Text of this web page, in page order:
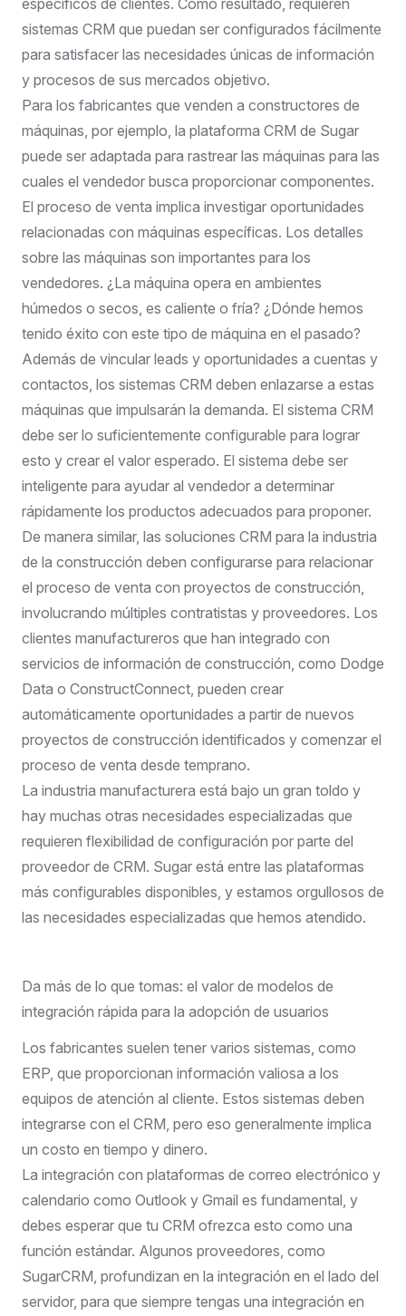
sistemas CRM que puedan ser configurados fácilmente
para satisfacer las necesidades únicas de información
y procesos de sus mercados objetivo.
Para los fabricantes que venden a constructores de
máquinas, por ejemplo, la plataforma CRM de Sugar
puede ser adaptada para rastrear las máquinas para las
cuales el vendedor busca proporcionar componentes.
El proceso de venta implica investigar oportunidades
relacionadas con máquinas específicas. Los detalles
sobre las máquinas son importantes para los
vendedores. ¿La máquina opera en ambientes
húmedos o secos, es caliente o fría? ¿Dónde hemos
tenido éxito con este tipo de máquina en el pasado?
Además de vincular leads y oportunidades a cuentas y
contactos, los sistemas CRM deben enlazarse a estas
máquinas que impulsarán la demanda. El sistema CRM
debe ser lo suficientemente configurable para lograr
esto y crear el valor esperado. El sistema debe ser
inteligente para ayudar al vendedor a determinar
rápidamente los productos adecuados para proponer.
De manera similar, las soluciones CRM para la industria
de la construcción deben configurarse para relacionar
el proceso de venta con proyectos de construcción,
involucrando múltiples contratistas y proveedores. Los
clientes manufactureros que han integrado con
servicios de información de construcción, como Dodge
Data o ConstructConnect , pueden crear
automáticamente oportunidades a partir de nuevos
proyectos de construcción identificados y comenzar el
proceso de venta desde temprano.
La industria manufacturera está bajo un gran toldo y
hay muchas otras necesidades especializadas que
requieren flexibilidad de configuración por parte del
proveedor de CRM. Sugar está entre las plataformas
más configurables disponibles, y estamos orgullosos de
las necesidades especializadas que hemos atendido.
Da más de lo que tomas: el valor de modelos de
integración rápida para la adopción de usuarios
Los fabricantes suelen tener varios sistemas, como
ERP, que proporcionan información valiosa a los
equipos de atención al cliente. Estos sistemas deben
integrarse con el CRM, pero eso generalmente implica
un costo en tiempo y dinero.
La integración con plataformas de correo electrónico y
calendario como Outlook y Gmail es fundamental, y
debes esperar que tu CRM ofrezca esto como una
función estándar. Algunos proveedores, como
SugarCRM, profundizan en la integración en el lado del
servidor, para que siempre tengas una integración en